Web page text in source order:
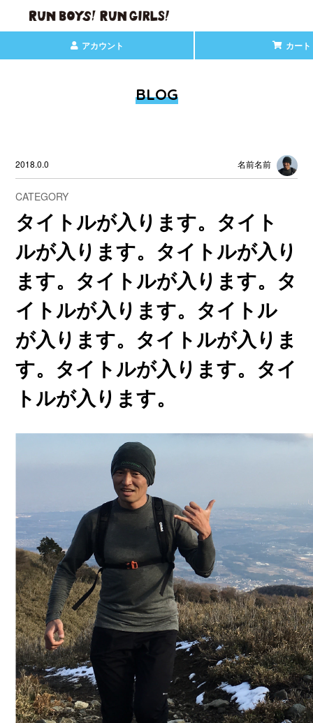
アカウント カート
BLOG
2018.0.0 名前名前
CATEGORY
タイトルが入ります。タイト
ルが入ります。タイトルが入り
ます。タイトルが入ります。タ
イトルが入ります。タイトル
が入ります。タイトルが入りま
す。タイトルが入ります。タイ
トルが入ります。